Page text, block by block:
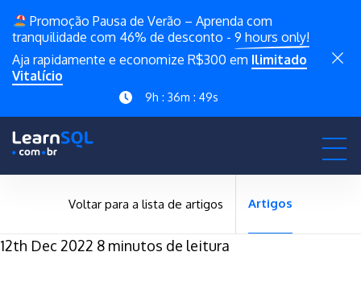
Promoção Pausa de Verão – Aprenda com
tranquilidade com 46% de desconto - 9 hours only!
Aja rapidamente e economize R$300 em Ilimitado
Vitalício
9h : 36m : 48s
Voltar para a lista de artigos Artigos
12th Dec 2022 8 minutos de leitura